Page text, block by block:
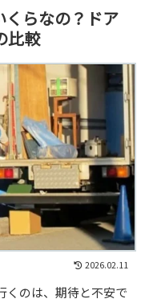
くらなの？ドア
比較
2026.02.11
くのは、期待と不安で